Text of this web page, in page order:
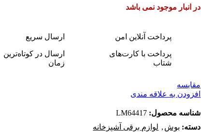
در انبار موجود نمی باشد
پرداخت آنلاین امن
پرداخت با کارت‌های
شتاب
ارسال سریع
ارسال در کوتاه‌ترین
زمان
مقایسه
افزودن به علاقه مندی
شناسه محصول: LM64417
دسته: بوش , لوازم برقی آشپزخانه